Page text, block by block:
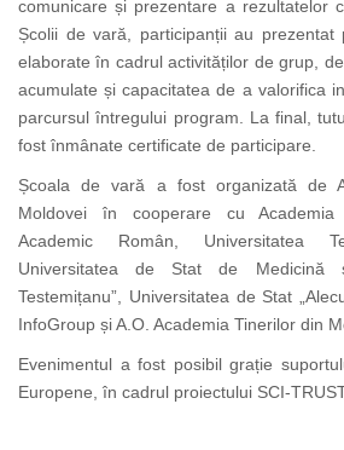
comunicare și prezentare a rezultatelor
Școlii de vară, participanții au prezentat
elaborate în cadrul activităților de grup,
acumulate și capacitatea de a valorifica
parcursul întregului program. La final,
fost înmânate certificate de participare.
Școala de vară a fost organizată de
Moldovei în cooperare cu
Academic Român, Universitatea
Universitatea de Stat de Medicină
Testemițanu”, Universitatea de Stat
InfoGroup și A.O. Academia Tinerilor din
Evenimentul a fost posibil grație
Europene, în cadrul proiectului SCI-